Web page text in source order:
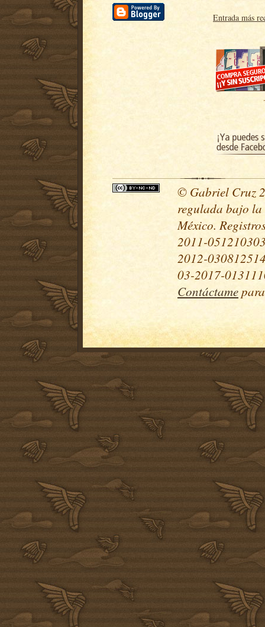
Entrada más
© Gabriel Cruz
regulada bajo la
México.
2011-
2012-
03-2017-
Contáctame